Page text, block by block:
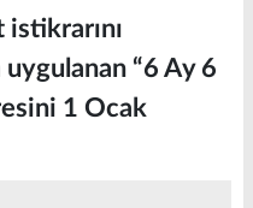
“6 Ay 6
1 Ocak